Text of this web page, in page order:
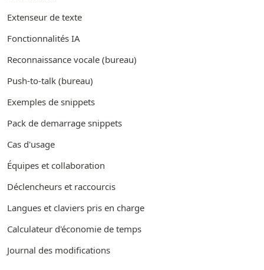
Extenseur de texte
Fonctionnalités IA
Reconnaissance vocale (bureau)
Push-to-talk (bureau)
Exemples de snippets
Pack de demarrage snippets
Cas d'usage
Équipes et collaboration
Déclencheurs et raccourcis
Langues et claviers pris en charge
Calculateur d'économie de temps
Journal des modifications